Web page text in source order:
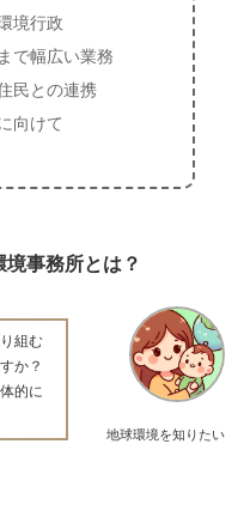
境行政
で幅広い業務
民との連携
向けて
事務所とは？
地球環境を知りたい
組む
か？
的に